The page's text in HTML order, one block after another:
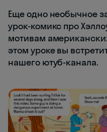
Еще одно необычное
урок-комикс про
мотивам
этом уроке вы
нашего ютуб-канала.